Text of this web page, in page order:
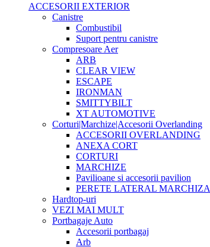
ACCESORII EXTERIOR
Canistre
Combustibil
Suport pentru canistre
Compresoare Aer
ARB
CLEAR VIEW
ESCAPE
IRONMAN
SMITTYBILT
XT AUTOMOTIVE
Corturi|Marchize|Accesorii Overlanding
ACCESORII OVERLANDING
ANEXA CORT
CORTURI
MARCHIZE
Pavilioane si accesorii pavilion
PERETE LATERAL MARCHIZA
Hardtop-uri
VEZI MAI MULT
Portbagaje Auto
Accesorii portbagaj
Arb